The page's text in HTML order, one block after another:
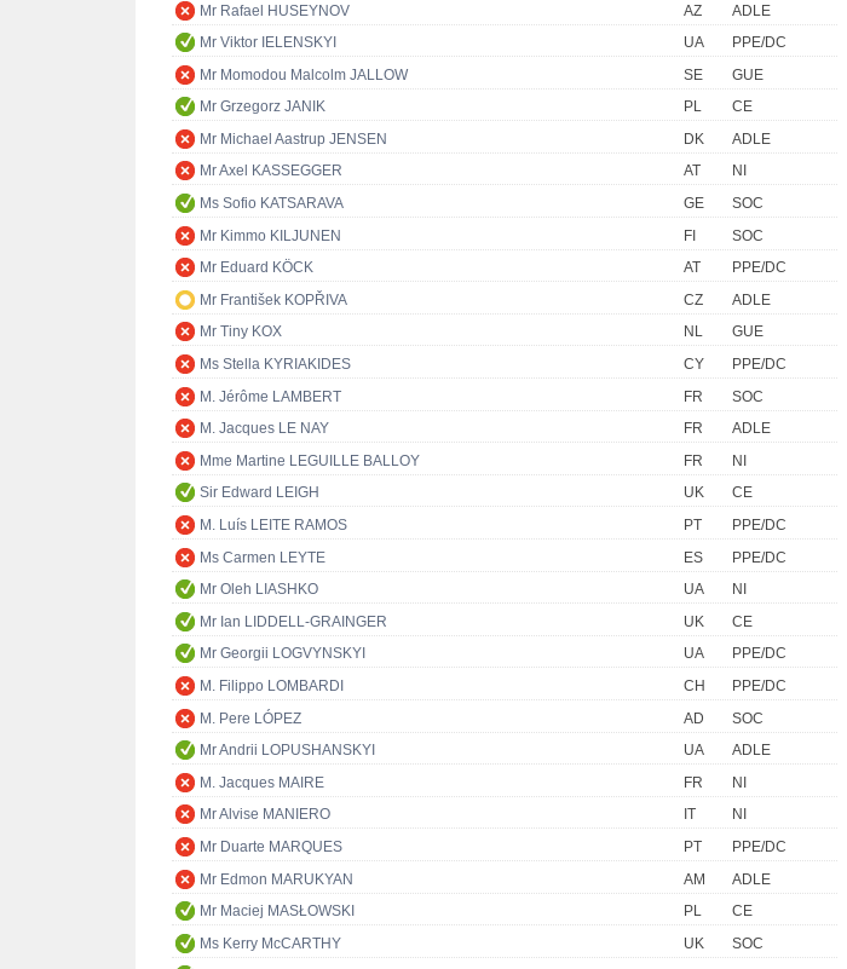
Mr Rafael HUSEYNOV
AZ
ADLE
Mr Viktor IELENSKYI
UA
PPE/DC
Mr Momodou Malcolm JALLOW
SE
GUE
Mr Grzegorz JANIK
PL
CE
Mr Michael Aastrup JENSEN
DK
ADLE
Mr Axel KASSEGGER
AT
NI
Ms Sofio KATSARAVA
GE
SOC
Mr Kimmo KILJUNEN
FI
SOC
Mr Eduard KÖCK
AT
PPE/DC
Mr František KOPŘIVA
CZ
ADLE
Mr Tiny KOX
NL
GUE
Ms Stella KYRIAKIDES
CY
PPE/DC
M. Jérôme LAMBERT
FR
SOC
M. Jacques LE NAY
FR
ADLE
Mme Martine LEGUILLE BALLOY
FR
NI
Sir Edward LEIGH
UK
CE
M. Luís LEITE RAMOS
PT
PPE/DC
Ms Carmen LEYTE
ES
PPE/DC
Mr Oleh LIASHKO
UA
NI
Mr Ian LIDDELL-GRAINGER
UK
CE
Mr Georgii LOGVYNSKYI
UA
PPE/DC
M. Filippo LOMBARDI
CH
PPE/DC
M. Pere LÓPEZ
AD
SOC
Mr Andrii LOPUSHANSKYI
UA
ADLE
M. Jacques MAIRE
FR
NI
Mr Alvise MANIERO
IT
NI
Mr Duarte MARQUES
PT
PPE/DC
Mr Edmon MARUKYAN
AM
ADLE
Mr Maciej MASŁOWSKI
PL
CE
Ms Kerry McCARTHY
UK
SOC